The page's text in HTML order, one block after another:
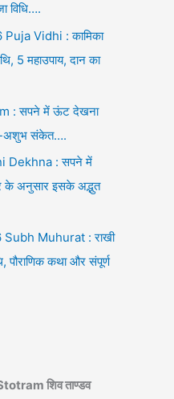
विधि….
Vidhi : कामिका
5 महाउपाय, दान का
: सपने में ऊंट देखना
अशुभ संकेत….
Dekhna : सपने में
के अनुसार इसके अद्भुत
Muhurat : राखी
पौराणिक कथा और संपूर्ण
शिव ताण्डव